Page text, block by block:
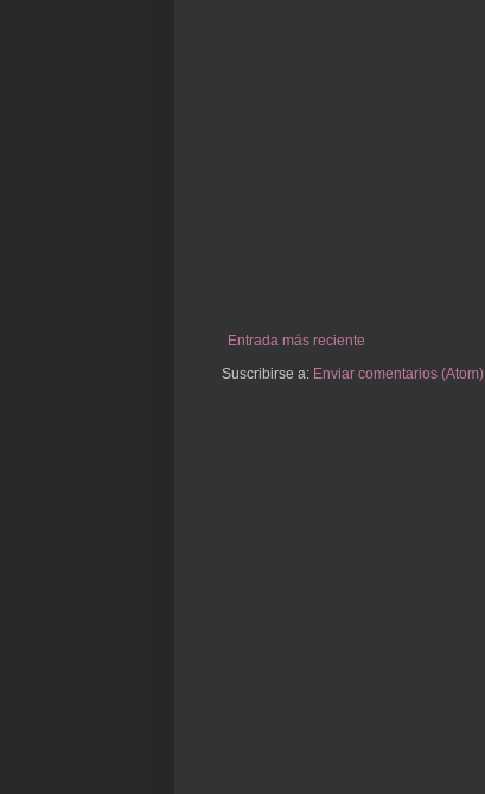
Entrada más reciente
Suscribirse a: Enviar comentarios (Atom)